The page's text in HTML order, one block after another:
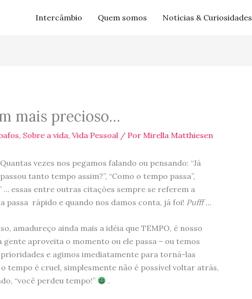
Intercâmbio Quem somos Notícias & Curiosidades
mais precioso…
, Sobre a vida, Vida Pessoal/ Por Mirella Matthiesen
Quantas vezes nos pegamos falando ou pensando: “Já
passou tanto tempo assim?”, “Como o tempo passa”,
… essas entre outras citações sempre se referem a
passa rápido e quando nos damos conta, já foi! Pufff …
amadureço ainda mais a idéia que TEMPO, é nosso
gente aproveita o momento ou ele passa – ou temos
e agimos imediatamente para torná-las
tempo é cruel, simplesmente não é possível voltar atrás,
“você perdeu tempo!”
.